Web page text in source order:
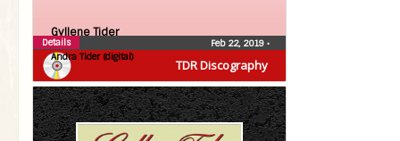
TDR Discography
Gyllene Tider
Andra Tider (digital)
Feb 22, 2019 •
Details